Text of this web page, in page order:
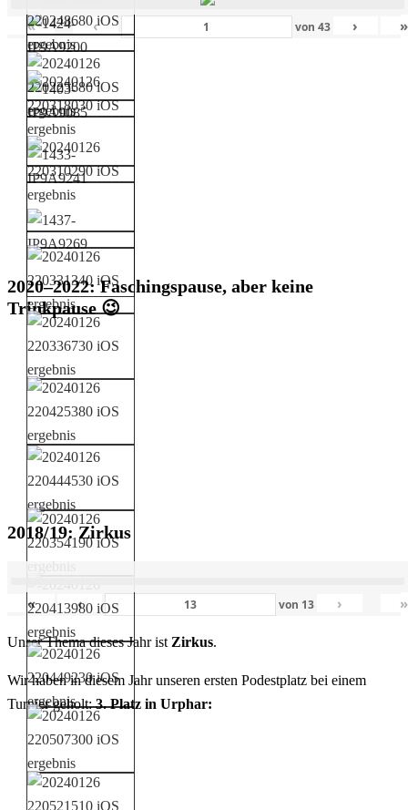
« ‹ von 43 › »
2020–2022: Faschingspause, aber keine
Trinkpause 😉
2018/19: Zirkus
« ‹ von 13 › »
Unser Thema dieses Jahr ist Zirkus.
Wir haben in diesem Jahr unseren ersten Podestplatz bei einem
Turnier geholt:3. Platz in Urphar: